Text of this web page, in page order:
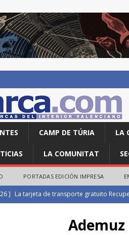
CAMP DE TÚRIA LA
LA COMUNITAT
PORTADAS EDICIÓN IMPRESA
] El Consell amplía las ayudas de 500
Susana Camarero anuncia la
Ademuz